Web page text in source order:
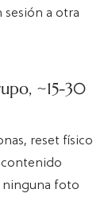
a otra
~15-30
reset físico
contenido
ninguna foto